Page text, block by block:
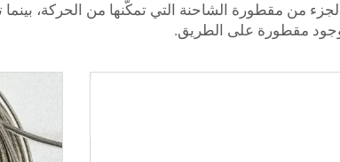
من مقطورة الشاحنة التي تمكّنها من الحركة،
وجود مقطورة على الطريق.